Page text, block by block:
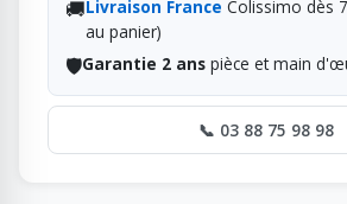
🚚Livraison France Colissimo dès
au panier)
🛡️Garantie 2 anspièce et main
📞 03 88 75 98 98